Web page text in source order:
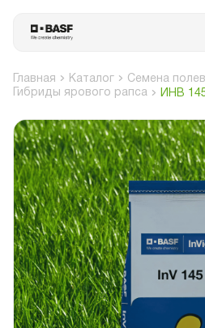
Главная Каталог
Семена
Гибриды ярового рапса
ИНВ